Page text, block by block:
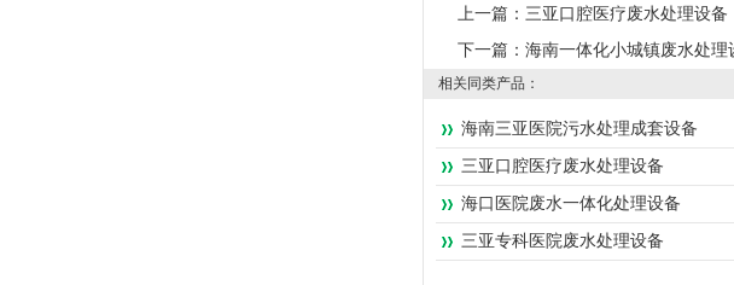
上一篇： 三亚口腔医疗废水处理设备
下一篇： 海南一体化小城镇废水处理
相关同类产品：
海南三亚医院污水处理成套设备
三亚口腔医疗废水处理设备
海口医院废水一体化处理设备
三亚专科医院废水处理设备